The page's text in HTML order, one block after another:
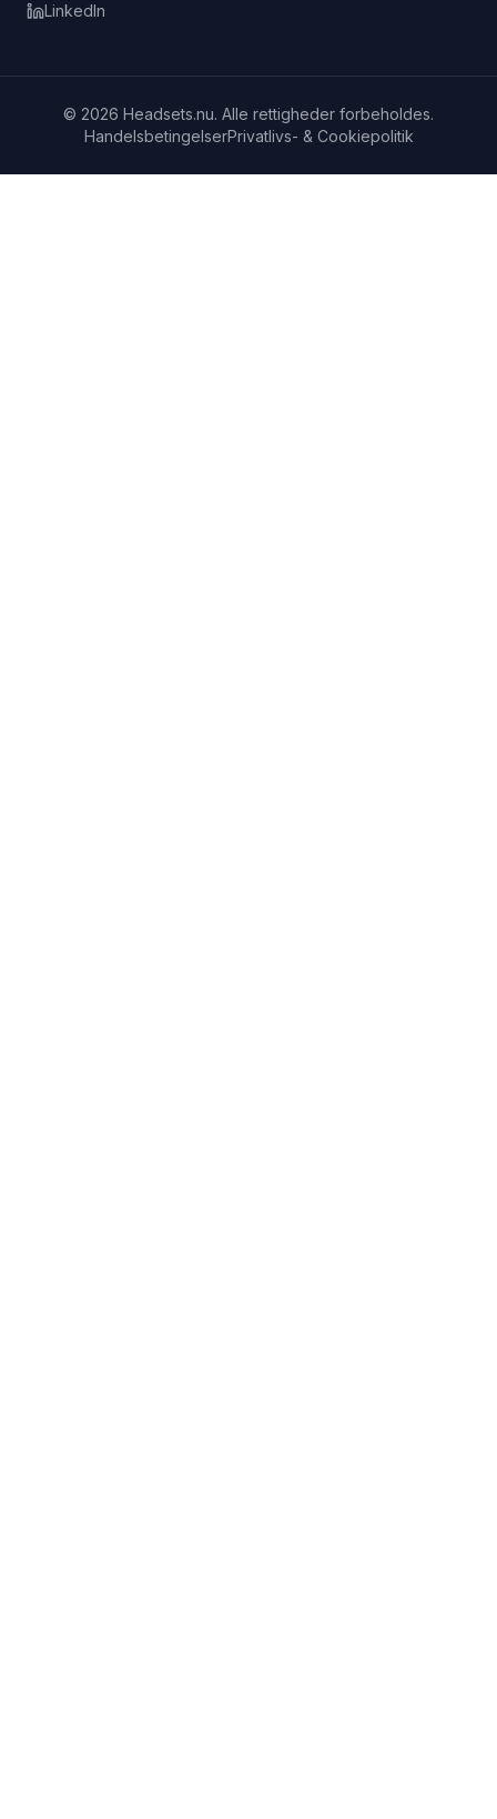
LinkedIn
© 2026 Headsets.nu. Alle rettigheder forbeholdes.
HandelsbetingelserPrivatlivs- & Cookiepolitik